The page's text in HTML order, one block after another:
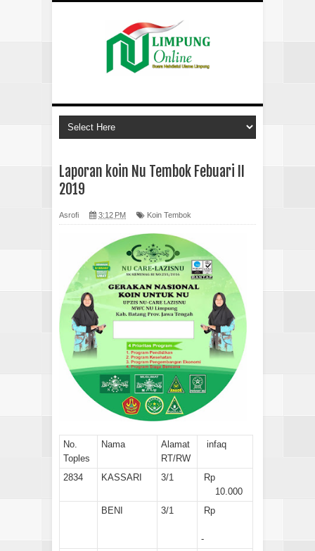
Laporan koin Nu Tembok Febuari II
2019
Asrofi 3:12 PM Koin Tembok
No.
Toples
Nama
Alamat
RT/RW
infaq
2834 KASSARI 3/1
Rp
10.000
BENI
3/1 Rp
-